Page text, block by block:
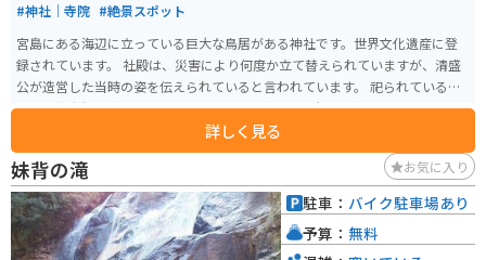
#神社｜寺院 #絶景スポット
宮島にある海辺に立っている巨大な鳥居がある神社です。世界文化遺産に登
録されています。 社殿は、災害により何度か立て替えられていますが、清盛
公が造営した当時の姿を伝えられていると言われています。 祀られているの
は「市杵島姫命（いちきしまひめのみこと）「田心姫命（たごりひめのみこ
と）」「湍津姫命（たきつひめのみこと）」の3柱で、三女神と呼ばれていま
す。 ご利益は様々あると言われていますが「勝負ごと」「海上運行・交通安
全」「縁結び」「財福・芸能」などがあります。
詳しく見る
妹背の滝 お気に入り
駐車： バイク駐車場あり
予算： 無料